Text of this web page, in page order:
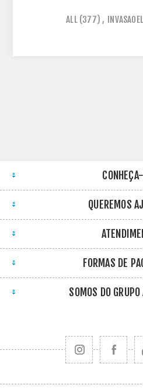
ALL (377) ,
QUEREMOS
FORMAS DE
SOMOS DO